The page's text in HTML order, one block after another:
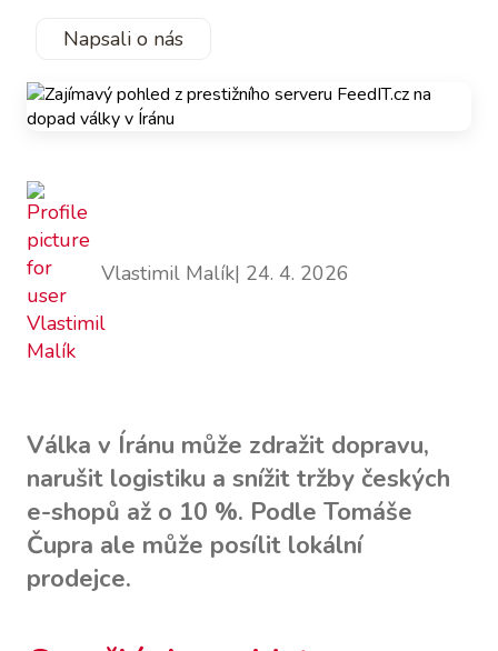
Napsali o nás
Vlastimil Malík| 24. 4. 2026
Válka v Íránu může zdražit dopravu,
narušit logistiku a snížit tržby českých
e-shopů až o 10 %. Podle Tomáše
Čupra ale může posílit lokální
prodejce.